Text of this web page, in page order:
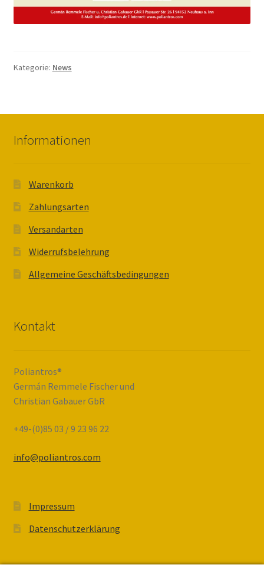
Kategorie: News
Informationen
Warenkorb
Zahlungsarten
Versandarten
Widerrufsbelehrung
Allgemeine Geschäftsbedingungen
Kontakt
Poliantros®
Germán Remmele Fischer und
Christian Gabauer GbR
+49-(0)85 03 / 9 23 96 22
info@poliantros.com
Impressum
Datenschutzerklärung